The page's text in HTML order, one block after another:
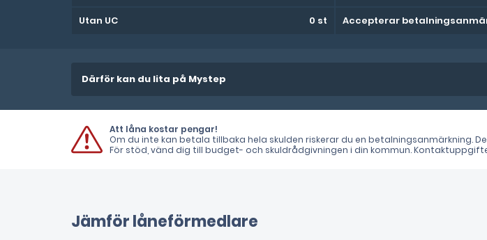
Utan UC 0 st Accepterar
Därför kan du lita på Mystep
Att låna kostar pengar!
Om du inte kan betala tillbaka hela skulden riskerar du en
För stöd, vänd dig till budget- och skuldrådgivningen i din kommun.
Jämför låneförmedlare